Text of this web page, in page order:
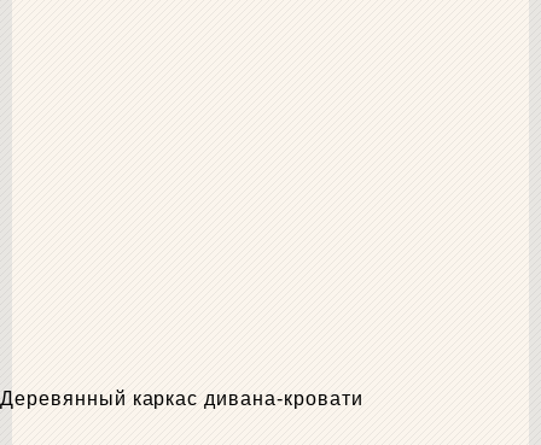
Деревянный каркас дивана-кровати